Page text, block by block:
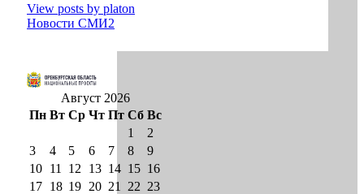
View posts by platon
Новости СМИ2
Август 2026
Пн Вт Ср Чт Пт Сб Вс
1
2
3
4 5 6 7 8
9
10 11 12 13 14 15 16
17 18 19 20 21 22 23